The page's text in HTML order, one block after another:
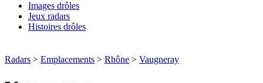
Images drôles
Jeux radars
Histoires drôles
Radars > Emplacements > Rhône > Vaugneray